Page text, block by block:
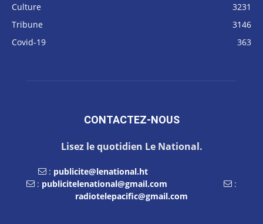
Culture
3231
Tribune
3146
Covid-19
363
CONTACTEZ-NOUS
Lisez le quotidien Le National.
: publicite@lenational.ht
: publicitelenational@gmail.com
:
radiotelepacific@gmail.com